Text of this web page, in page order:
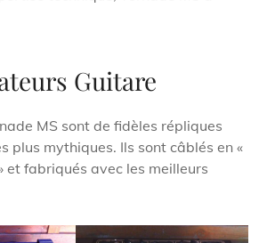
Guitare
MS sont de fidèles répliques
plus mythiques. Ils sont câblés en «
et fabriqués avec les meilleurs